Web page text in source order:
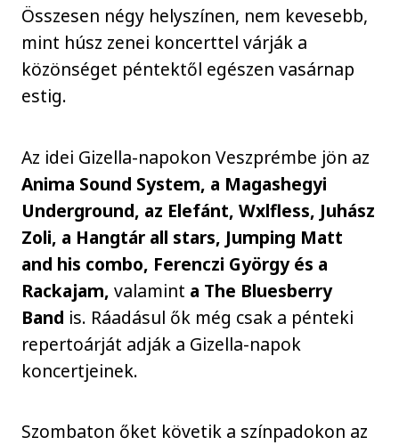
Összesen négy helyszínen, nem kevesebb,
mint húsz zenei koncerttel várják a
közönséget péntektől egészen vasárnap
estig.
Az idei Gizella-napokon Veszprémbe jön az
Anima Sound System, a Magashegyi
Underground, az Elefánt, Wxlfless, Juhász
Zoli, a Hangtár all stars, Jumping Matt
and his combo, Ferenczi György és a
Rackajam,valamint a The Bluesberry
Band is. Ráadásul ők még csak a pénteki
repertoárját adják a Gizella-napok
koncertjeinek.
Szombaton őket követik a színpadokon az